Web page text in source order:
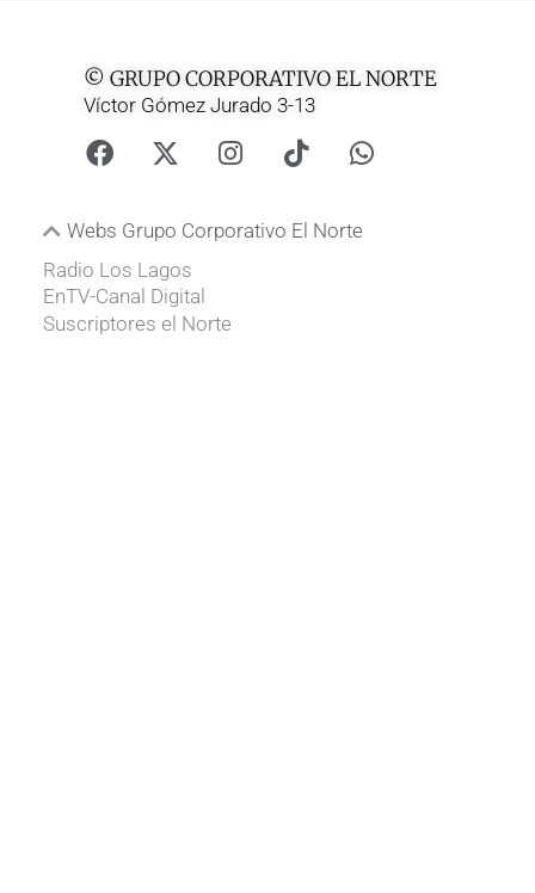
© GRUPO CORPORATIVO EL NORTE
Víctor Gómez Jurado 3-13
Webs Grupo Corporativo El Norte
Radio Los Lagos
EnTV-Canal Digital
Suscriptores el Norte